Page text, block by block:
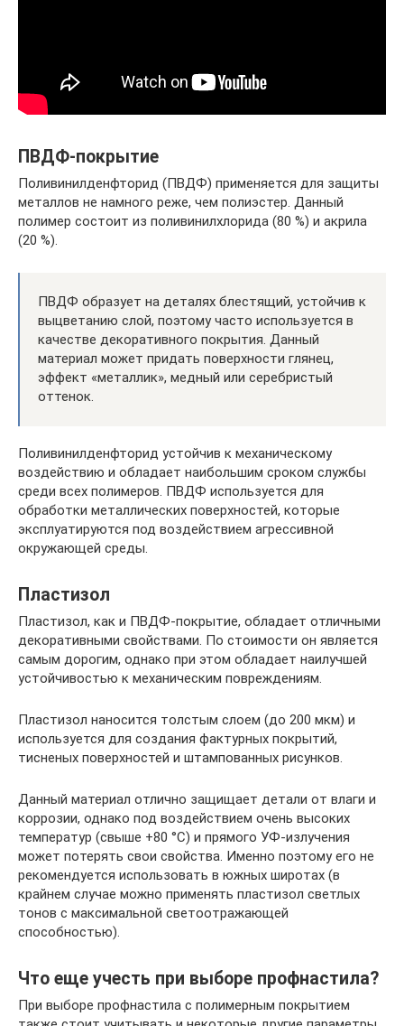
ПВДФ-покрытие
Поливинилденфторид (ПВДФ) применяется для защиты
металлов не намного реже, чем полиэстер. Данный
полимер состоит из поливинилхлорида (80 %) и акрила
(20 %).
ПВДФ образует на деталях блестящий, устойчив к
выцветанию слой, поэтому часто используется в
качестве декоративного покрытия. Данный
материал может придать поверхности глянец,
эффект «металлик», медный или серебристый
оттенок.
Поливинилденфторид устойчив к механическому
воздействию и обладает наибольшим сроком службы
среди всех полимеров. ПВДФ используется для
обработки металлических поверхностей, которые
эксплуатируются под воздействием агрессивной
окружающей среды.
Пластизол
Пластизол, как и ПВДФ-покрытие, обладает отличными
декоративными свойствами. По стоимости он является
самым дорогим, однако при этом обладает наилучшей
устойчивостью к механическим повреждениям.
Пластизол наносится толстым слоем (до 200 мкм) и
используется для создания фактурных покрытий,
тисненых поверхностей и штампованных рисунков.
Данный материал отлично защищает детали от влаги и
коррозии, однако под воздействием очень высоких
температур (свыше +80 °С) и прямого УФ-излучения
может потерять свои свойства. Именно поэтому его не
рекомендуется использовать в южных широтах (в
крайнем случае можно применять пластизол светлых
тонов с максимальной светоотражающей
способностью).
Что еще учесть при выборе профнастила?
При выборе профнастила с полимерным покрытием